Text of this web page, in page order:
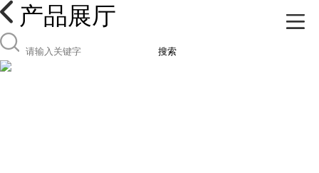
产品展厅
搜索